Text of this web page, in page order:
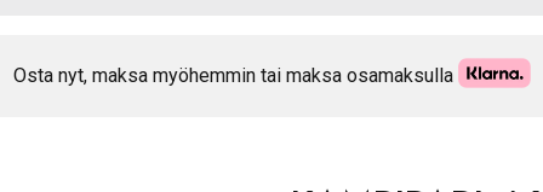
Osta nyt, maksa myöhemmin tai maksa osamaksulla